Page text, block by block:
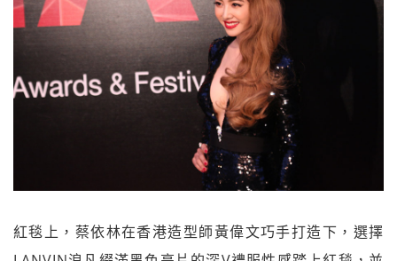
紅毯上，蔡依林在香港造型師黃偉文巧手打造下，選擇